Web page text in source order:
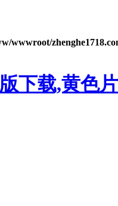
wwwroot/
下载,黄色